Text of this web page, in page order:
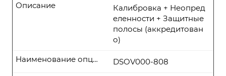
Калибровка + Неопред
еленности + Защитные
полосы (аккредитован
о)
Описание
DSOV000-808
Наименование опции